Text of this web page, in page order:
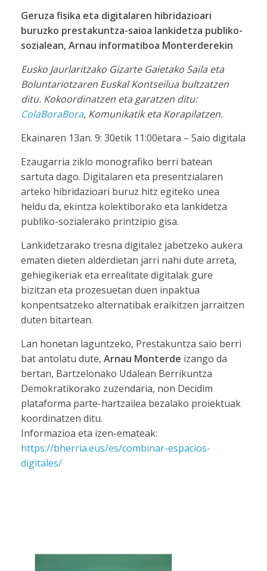
Geruza fisika eta digitalaren hibridazioari
buruzko prestakuntza-saioa lankidetza publiko-
sozialean, Arnau informatiboa Monterderekin
Eusko Jaurlaritzako Gizarte Gaietako Saila eta
Boluntariotzaren Euskal Kontseilua bultzatzen
ditu. Kokoordinatzen eta garatzen ditu:
ColaBoraBora, Komunikatik eta Korapilatzen.
Ekainaren 13an. 9: 30etik 11:00etara – Saio digitala
Ezaugarria ziklo monografiko berri batean
sartuta dago. Digitalaren eta presentzialaren
arteko hibridazioari buruz hitz egiteko unea
heldu da, ekintza kolektiborako eta lankidetza
publiko-sozialerako printzipio gisa.
Lankidetzarako tresna digitalez jabetzeko aukera
ematen dieten alderdietan jarri nahi dute arreta,
gehiegikeriak eta errealitate digitalak gure
bizitzan eta prozesuetan duen inpaktua
konpentsatzeko alternatibak eraikitzen jarraitzen
duten bitartean.
Lan honetan laguntzeko, Prestakuntza saio berri
bat antolatu dute, Arnau Monterde izango da
bertan, Bartzelonako Udalean Berrikuntza
Demokratikorako zuzendaria, non Decidim
plataforma parte-hartzailea bezalako proiektuak
koordinatzen ditu.
Informazioa eta izen-emateak:
https://bherria.eus/es/combinar-espacios-
digitales/